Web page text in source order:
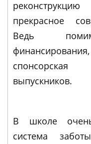
прекрасное
Ведь
выпускников.
В школе
система